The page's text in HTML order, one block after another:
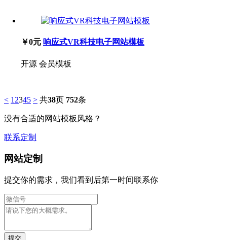
￥0元 响应式VR科技电子网站模板
开源 会员模板
< 1 2345 > 共38页 752条
没有合适的网站模板风格？
联系定制
网站定制
提交你的需求，我们看到后第一时间联系你